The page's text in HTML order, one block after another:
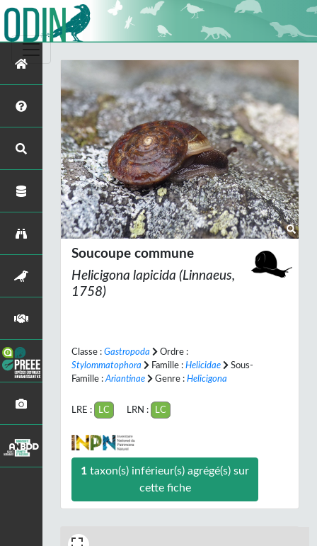
Soucoupe commune
Helicigona lapicida (Linnaeus,
1758)
Classe : Gastropoda
Ordre :
Stylommatophora
Famille : Helicidae
Sous-
Famille : Ariantinae Genre : Helicigona
LRE : LC LRN : LC
1taxon(s) inférieur(s) agrégé(s) sur
cette fiche